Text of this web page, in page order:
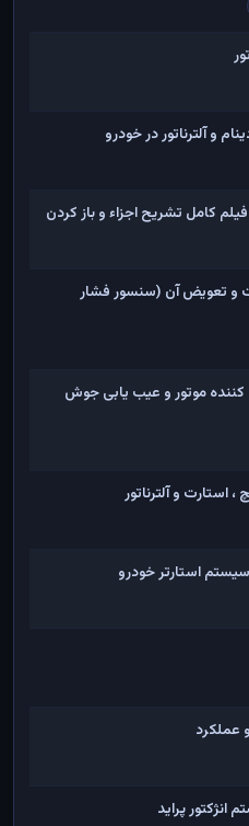
و آلترناتور در خودرو
و تعویض آن (سنسور فشار
موتور و عیب یابی جوش
استارت و آلترناتور
استارتر خودرو
عملکرد
پراید